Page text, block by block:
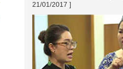
21/01/2017 ]